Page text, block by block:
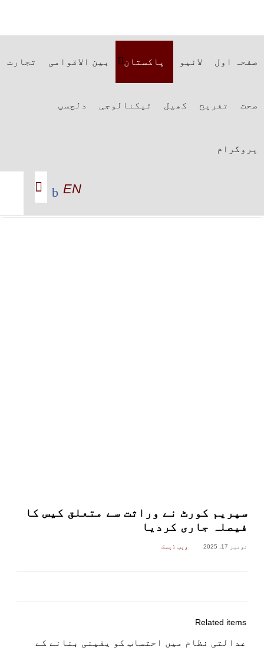
صفحہ اول لائیو پاکستان بین الاقوامی تجارت
صحت تفریح کھیل ٹیکنالوجی دلچسپ
پروگرام
EN
سپریم کورٹ نے وراثت سے متعلق کیس کا
فیصلہ جاری کردیا
نومبر 17, 2025 ویب ڈیسک
Related items
عدالتی نظام میں احتساب کو یقینی بنانے کے